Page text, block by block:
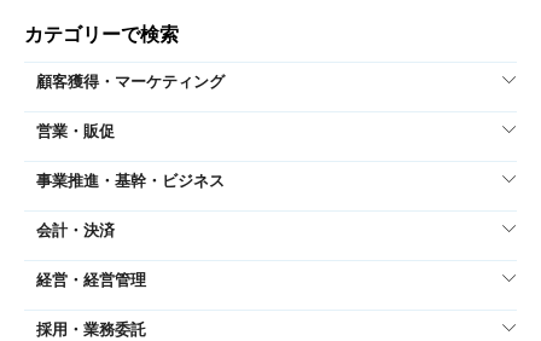
カテゴリーで検索
顧客獲得・マーケティング
営業・販促
事業推進・基幹・ビジネス
会計・決済
経営・経営管理
採用・業務委託